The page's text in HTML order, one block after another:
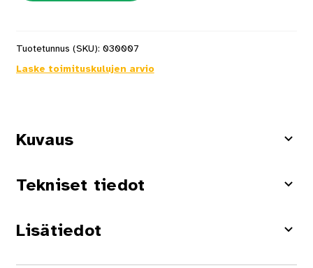
Tuotetunnus (SKU): 030007
Laske toimituskulujen arvio
Kuvaus
Tekniset tiedot
Lisätiedot